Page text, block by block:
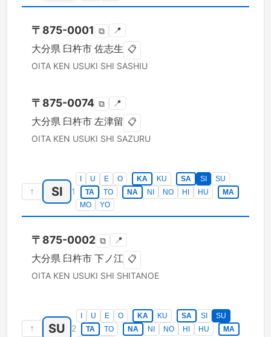
〒 875-0001 ⧉ 📍
大分県 臼杵市 佐志生 📋
OITA KEN USUKI SHI SASHIU
〒 875-0074 ⧉ 📍
大分県 臼杵市 左津留 📋
OITA KEN USUKI SHI SAZURU
↑ SI 1
U E O KA KU SA SI
SU
TA
TO NA NI NO HI HU
MA
MO
YO
〒 875-0002 ⧉ 📍
大分県 臼杵市 下ノ江 📋
OITA KEN USUKI SHI SHITANOE
↑ SU 2
U E O KA KU SA SI
SU
TA
TO NA NI NO HI HU MA